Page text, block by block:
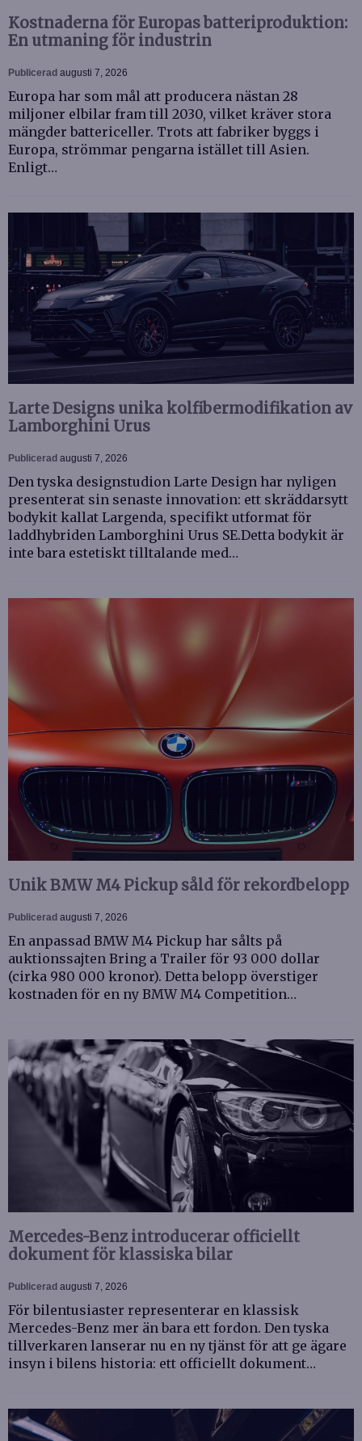
Kostnaderna för Europas batteriproduktion:
En utmaning för industrin
Publicerad augusti 7, 2026
Europa har som mål att producera nästan 28
miljoner elbilar fram till 2030, vilket kräver stora
mängder battericeller. Trots att fabriker byggs i
Europa, strömmar pengarna istället till Asien.
Enligt…
Larte Designs unika kolfibermodifikation av
Lamborghini Urus
Publicerad augusti 7, 2026
Den tyska designstudion Larte Design har nyligen
presenterat sin senaste innovation: ett skräddarsytt
bodykit kallat Largenda, specifikt utformat för
laddhybriden Lamborghini Urus SE.Detta bodykit är
inte bara estetiskt tilltalande med…
Unik BMW M4 Pickup såld för rekordbelopp
Publicerad augusti 7, 2026
En anpassad BMW M4 Pickup har sålts på
auktionssajten Bring a Trailer för 93 000 dollar
(cirka 980 000 kronor). Detta belopp överstiger
kostnaden för en ny BMW M4 Competition…
Mercedes-Benz introducerar officiellt
dokument för klassiska bilar
Publicerad augusti 7, 2026
För bilentusiaster representerar en klassisk
Mercedes-Benz mer än bara ett fordon. Den tyska
tillverkaren lanserar nu en ny tjänst för att ge ägare
insyn i bilens historia: ett officiellt dokument…